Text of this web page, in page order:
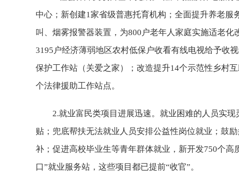
中心；新创建1家省级普惠托育机构；全面提升养老
叫、烟雾报警器装置，为800户老年人家庭实施适老化
3195户经济薄弱地区农村低保户收看有线电视给予收
保护工作站（关爱之家）；改造提升14个示范性乡村
个法律援助工作站点。
2.就业富民类项目进展迅速。就业困难的人员实
贴；兜底帮扶无法就业人员安排公益性岗位就业；鼓
补；促进高校毕业生等青年群体就业，新开发750个高
口”就业服务站，这些项目都已提前“收官”。